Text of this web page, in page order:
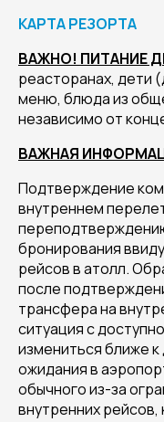
КАРТА РЕЗОРТА
ВАЖНО! ПИТАНИЕ
реасторанах, дети
меню, блюда из
независимо от
ВАЖНАЯ
Подтверждение
внутреннем
бронирования
рейсов в атолл.
после
трансфера на
ситуация с
измениться ближе
ожидания в
обычного из-за
внутренних